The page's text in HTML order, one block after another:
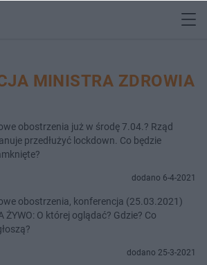
MINISTRA ZDROWIA
obostrzenia już w środę 7.04.? Rząd
przedłużyć lockdown. Co będzie
dodano 6-4-2021
obostrzenia, konferencja (25.03.2021)
ŻYWO: O której oglądać? Gdzie? Co
dodano 25-3-2021